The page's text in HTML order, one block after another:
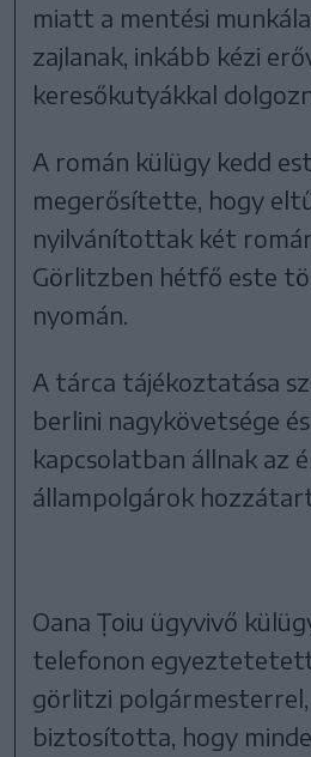
miatt a mentési
zajlanak, inkább kézi
keresőkutyákkal
A román külügy kedd
megerősítette, hogy
nyilvánítottak két
Görlitzben hétfő este
nyomán.
A tárca tájékoztatása
berlini nagykövetsége
kapcsolatban állnak az
állampolgárok
Oana Țoiu ügyvivő
telefonon
görlitzi
biztosította, hogy